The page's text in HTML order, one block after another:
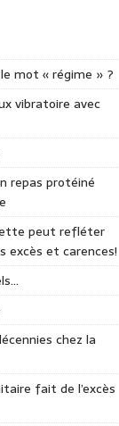
mot « régime » ?
vibratoire avec
repas protéiné
peut refléter
excès et carences!
chez la
fait de l’excès